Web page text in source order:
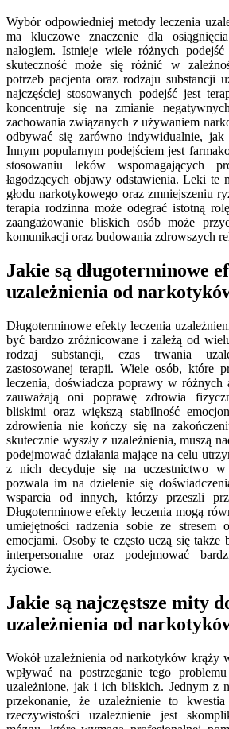
Wybór odpowiedniej metody leczenia
ma kluczowe znaczenie dla
nałogiem. Istnieje wiele różnych
skuteczność może się różnić w
potrzeb pacjenta oraz rodzaju substancji
najczęściej stosowanych podejść jest
koncentruje się na zmianie
zachowania związanych z używaniem
odbywać się zarówno indywidualnie,
Innym popularnym podejściem jest
stosowaniu leków wspomagających
łagodzących objawy odstawienia. Leki te
głodu narkotykowego oraz zmniejszeniu
terapia rodzinna może odegrać istotną
zaangażowanie bliskich osób może
komunikacji oraz budowania zdrowszych
Jakie są długoterminowe
uzależnienia od
Długoterminowe efekty leczenia
być bardzo zróżnicowane i zależą od
rodzaj substancji, czas trwania
zastosowanej terapii. Wiele osób, które
leczenia, doświadcza poprawy w różnych
zauważają oni poprawę zdrowia
bliskimi oraz większą stabilność
zdrowienia nie kończy się na
skutecznie wyszły z uzależnienia, muszą
podejmować działania mające na celu
z nich decyduje się na uczestnictwo
pozwala im na dzielenie się
wsparcia od innych, którzy przeszli
Długoterminowe efekty leczenia mogą
umiejętności radzenia sobie ze stresem
emocjami. Osoby te często uczą się także
interpersonalne oraz podejmować
życiowe.
Jakie są najczęstsze mity
uzależnienia od
Wokół uzależnienia od narkotyków krąży
wpływać na postrzeganie tego
uzależnione, jak i ich bliskich. Jednym z
przekonanie, że uzależnienie to
rzeczywistości uzależnienie jest